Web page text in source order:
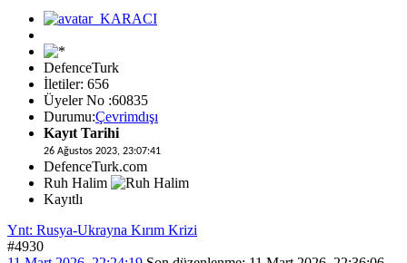
DefenceTurk
İletiler: 656
Üyeler No :60835
Durumu:Çevrimdışı
Kayıt Tarihi
26 Ağustos 2023, 23:07:41
DefenceTurk.com
Ruh Halim
Kayıtlı
Ynt: Rusya-Ukrayna Kırım Krizi
#4930